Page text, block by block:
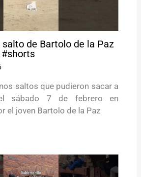
de Bartolo de la Paz
saltos que pudieron sacar a
sábado 7 de febrero en
el joven Bartolo de la Paz